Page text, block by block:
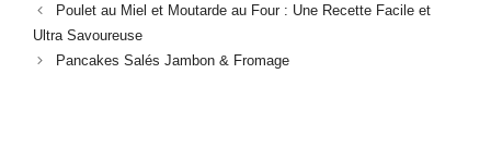
Poulet au Miel et Moutarde au Four : Une Recette Facile et
Ultra Savoureuse
Pancakes Salés Jambon & Fromage